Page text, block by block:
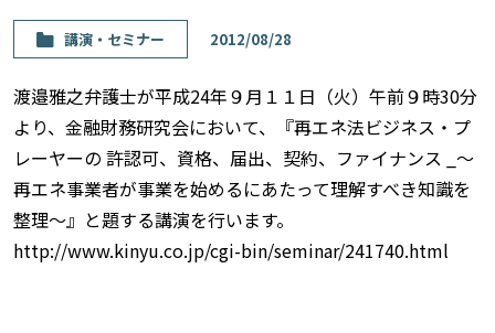
講演・セミナー 2012/08/28
渡邉雅之弁護士が平成24年９月１１日（火）午前９時30分
より、金融財務研究会において、『再エネ法ビジネス・プ
レーヤーの 許認可、資格、届出、契約、ファイナンス _〜
再エネ事業者が事業を始めるにあたって理解すべき知識を
整理〜』と題する講演を行います。
http://www.kinyu.co.jp/cgi-bin/seminar/241740.html